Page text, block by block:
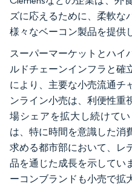
ズに応えるために、柔軟な
様々なベーコン製品を提供
スーパーマーケットとハイ
ルドチェーンインフラと確
により、主要な小売流通チ
ンライン小売は、利便性重
場シェアを拡大し続けて
は、特に時間を意識した消
求める都市部において、レ
品を通じた成長を示してい
ーコンブランドも小売で拡